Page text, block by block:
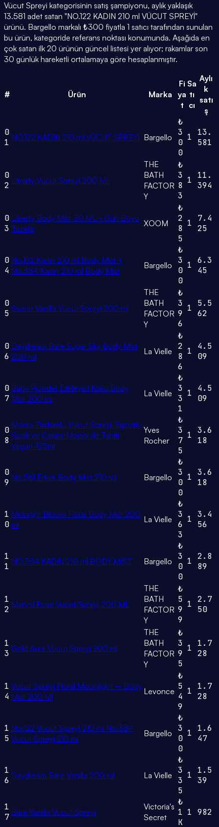
Vücut Spreyi kategorisinin satış şampiyonu, aylık yaklaşık
13.581 adet satan "NO.122 KADIN 210 ml VÜCUT SPREYİ"
ürünü. Bargello markalı ₺300 fiyatla 1 satıcı tarafından sunulan
bu ürün, kategoride referans noktası konumunda. Aşağıda en
çok satan ilk 20 ürünün güncel listesi yer alıyor; rakamlar son
30 günlük hareketli ortalamaya göre hesaplanmıştır.
# Ürün Marka
Fi
ya
t
Sa
tı
cı
Aylı
k
satı
ş
0
1 NO.122 KADIN 210 ml VÜCUT SPREYİ Bargello
₺
3
0
0
1
13.
581
0
2 Liberty Vücut Spreyi 200 ML
THE
BATH
FACTOR
Y
₺
3
8
3
1
11.
394
0
3
Liberty Body Mist 30 ML - Gün Boyu
Tazelik
XOOM
₺
2
8
5
1
7.4
25
0
4
No.122 Kadın 210 ml Body Mist +
No.384 Kadın 210 ml Body Mist
Bargello
₺
3
0
0
1
6.3
45
0
5 Sweet Vanilla Vücut Spreyi 200 ml
THE
BATH
FACTOR
Y
₺
3
9
6
1
5.5
62
0
6
Daydream Bare Sugar Sky Body Mist
200 ml
La Vielle
₺
2
8
6
1
4.5
09
0
7
Baby Powder Etkileyici Koku Body
Mist 200 ml
La Vielle
₺
3
3
1
1
4.5
09
0
8
Monoi Parfümlü Vücut Spreyi-Egzotik,
Sıcak ve Çekici-Monoi de Tahiti-
Vegan-125ml
Yves
Rocher
₺
3
7
5
1
3.6
18
0
9 No.561 Erkek Body Mıst 210 ml Bargello
₺
3
0
0
1
3.6
18
1
0
Midnight Bloom Floral Body Mist 200
ml
La Vielle
₺
3
6
3
1
3.4
56
1
1 NO.384 KADIN 210 ml BODY MIST Bargello
₺
3
0
0
1
2.8
89
1
2 Marvel Rose Vücut Spreyi 200 ML
THE
BATH
FACTOR
Y
₺
5
9
9
1
2.7
50
1
3 Gold Aura Vücut Spreyi 200 ml
THE
BATH
FACTOR
Y
₺
3
9
5
1
1.7
28
1
4
Vücut Spreyi Floral Moonlight – Body
Mist 200 Ml
Levonce
₺
5
4
9
1
1.7
28
1
5
No:122 Vücut Spreyi 210 ml No:384
Vücut Spreyi 210 ml
Bargello
₺
3
0
0
1
1.6
47
1
6 Daydream Bare Vanilla 200 ml La Vielle
₺
3
3
5
1
1.5
39
1
7 Bare Vanilla Vücut Spreyi
Victoria's
Secret
₺
1
K
1 982